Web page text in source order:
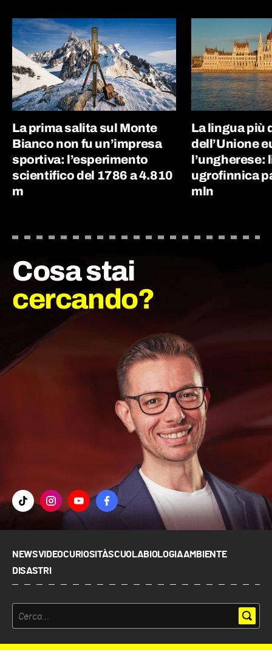
La prima salita sul Monte
Bianco non fu un’impresa
sportiva: l’esperimento
scientifico del 1786 a 4.810
m
La lingua più
dell’Unione
l’ungherese:
ugrofinnica
mln
Cosa stai
cercando?
NEWSVIDEOCURIOSITÀSCUOLABIOLOGIAAMBIENTE
DISASTRI